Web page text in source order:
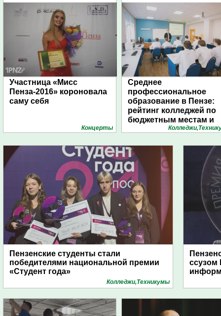
Участница «Мисс
Пенза-2016» короновала
саму себя
Концерты
Среднее
профессиональное
образование в Пензе:
рейтинг колледжей по
бюджетным местам и
конкурсу.
Пензенские студенты стали
победителями национальной премии
«Студент года»
Колледжи,Техникумы
ссузом